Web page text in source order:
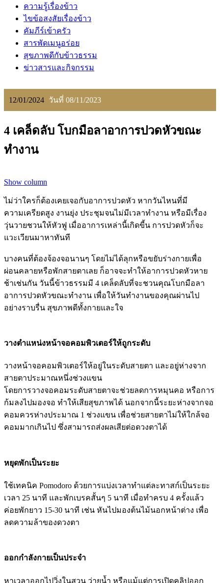
ความรู้เรื่องข้าว
ไขข้อสงสัยเรื่องข้าว
คัมภีร์เข้าครัว
สารพัดเมนูอร่อย
สุขภาพดีกับข้าวธรรม
ข่าวสารและกิจกรรม
12/01/2024 วันที่ 08/11/2023
4 เคล็ดลับ โบกมือลาอาการปวดหัวขณะ
ทำงาน
Show column
ไม่ว่าใครก็ต้องเคยเจอกับอาการปวดหัว หากวันไหนที่มี
ความเครียดสูง งานยุ่ง ประชุมจนไม่มีเวลาทำงาน หรือมีเรื่อง
วุ่นวายชวนให้หัวฟู เมื่ออาการเหล่านี้เกิดขี้น การปวดหัวก็จะ
แวะเวียนมาหาทันที
บางคนที่ต้องจ้องจอนานๆ โดยไม่ได้ลุกหรือขยับร่างกายเพื่อ
ผ่อนคลายหรือพักสายตาเลย ก็อาจจะทำให้อาการปวดหัวหาย
ช้าเช่นกัน วันนี้ข้าวธรรมมี 4 เคล็ดลับที่จะชวนคุณโบกมือลา
อาการปวดหัวขณะทำงาน เพื่อให้วันทำงานของคุณผ่านไป
อย่างราบรื่น สุขภาพดีทั้งกายและใจ
วางตำแหน่งหน้าจอคอมพิวเตอร์ให้ถูกระดับ
วางหน้าจอคอมพิวเตอร์ให้อยู่ในระดับสายตา และอยู่ห่างจาก
สายตาประมาณหนึ่งช่วงแขน
โดยการวางจอคอมระดับสายตาจะช่วยลดการหมุนคอ หรือการ
ก้มลงไปมองจอ ทำให้เสียสุขภาพได้ นอกจากนี้ระยะห่างจากจอ
คอมควรห่างประมาณ 1 ช่วงแขน เพื่อช่วยสายตาไม่ให้ใกล้จอ
คอมมากเกินไป ซึ่งสามารถส่งผลเสียต่อดวงตาได้
หยุดพักเป็นระยะ
ใช้เทคนิค Pomodoro ด้วยการแบ่งเวลาทำแต่ละทาสก์เป็นระยะ
เวลา 25 นาที และพักเบรคสั้นๆ 5 นาที เมื่อทำครบ 4 ครั้งแล้ว
ค่อยพักยาว 15-30 นาที เช่น หันไปมองต้นไม้นอกหน้าต่าง เพื่อ
ลดความล้าของดวงตา
ออกกำลังกายเป็นประจำ
หาเวลาออกไปวิ่งในสวน ว่ายน้ำ หรือแม้แต่การเปิดคลิปออก